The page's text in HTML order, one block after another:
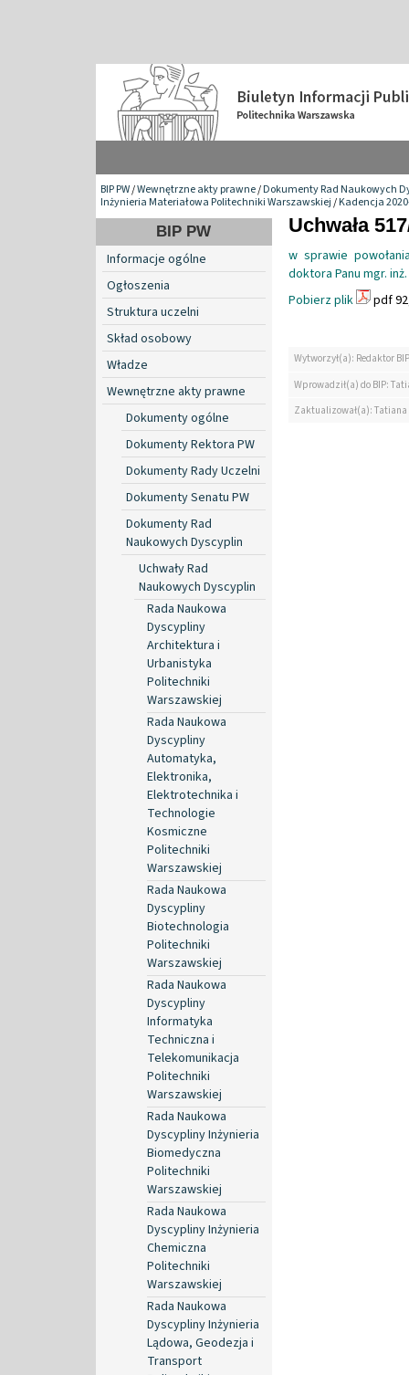
BIP PW/Wewnętrzne akty prawne/Dokumenty Rad Naukowych
Inżynieria Materiałowa Politechniki Warszawskiej/Kadencja
BIP PW
Informacje ogólne
Ogłoszenia
Struktura uczelni
Skład osobowy
Władze
Wewnętrzne akty prawne
Dokumenty ogólne
Dokumenty Rektora PW
Dokumenty Rady Uczelni
Dokumenty Senatu PW
Dokumenty Rad
Naukowych Dyscyplin
Uchwały Rad
Naukowych Dyscyplin
Rada Naukowa
Dyscypliny
Architektura i
Urbanistyka
Politechniki
Warszawskiej
Rada Naukowa
Dyscypliny
Automatyka,
Elektronika,
Elektrotechnika i
Technologie
Kosmiczne
Politechniki
Warszawskiej
Rada Naukowa
Dyscypliny
Biotechnologia
Politechniki
Warszawskiej
Rada Naukowa
Dyscypliny
Informatyka
Techniczna i
Telekomunikacja
Politechniki
Warszawskiej
Rada Naukowa
Dyscypliny Inżynieria
Biomedyczna
Politechniki
Warszawskiej
Rada Naukowa
Dyscypliny Inżynieria
Chemiczna
Politechniki
Warszawskiej
Rada Naukowa
Dyscypliny Inżynieria
Lądowa, Geodezja i
Transport
Uchwała
w sprawie
doktora Panu mgr.
Pobierz plik
pdf
Wytworzył(a): Redaktor BIP
Wprowadził(a) do BIP:
Zaktualizował(a):